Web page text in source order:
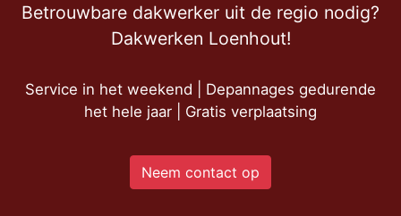
Betrouwbare dakwerker uit de regio nodig?
Dakwerken Loenhout!
Service in het weekend | Depannages gedurende
het hele jaar | Gratis verplaatsing
Neem contact op